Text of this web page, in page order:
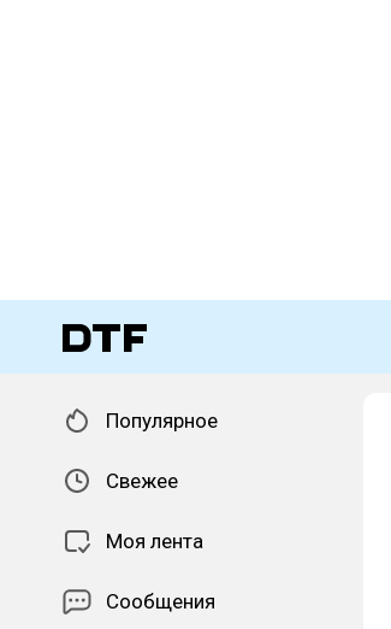
Популярное
Свежее
Моя лента
Сообщения